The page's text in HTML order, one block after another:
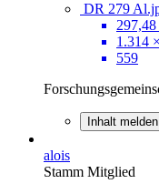
DR 279
1.314
559
Inhalt melden
alois
Stamm Mitglied